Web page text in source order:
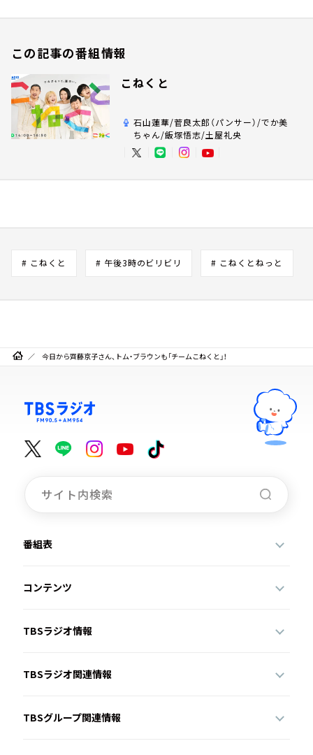
この記事の番組情報
こねくと
石山蓮華/菅良太郎（パンサー）/でか美
ちゃん/飯塚悟志/土屋礼央
# こねくと # 午後3時のビリビリ # こねくとねっと
今日から齊藤京子さん、トム・ブラウンも「チームこねくと」！
番組表
コンテンツ
TBSラジオ情報
TBSラジオ関連情報
TBSグループ関連情報